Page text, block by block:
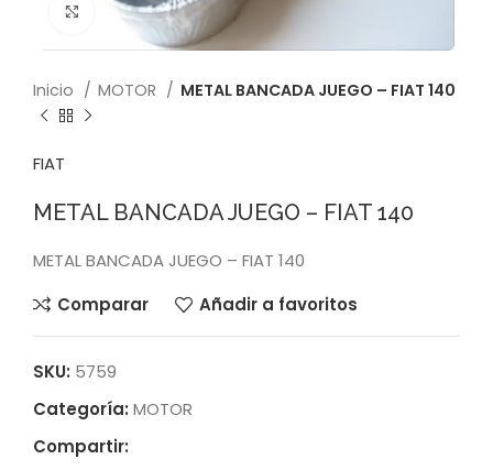
Click to enlarge
Inicio MOTOR METAL BANCADA JUEGO – FIAT 140
FIAT
METAL BANCADA JUEGO – FIAT 140
METAL BANCADA JUEGO – FIAT 140
Comparar
Añadir a favoritos
SKU: 5759
Categoría: MOTOR
Compartir: